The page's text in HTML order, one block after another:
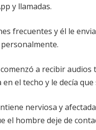
y llamadas.
frecuentes y él le
a recibir
el techo y le decía
nerviosa y
hombre deje de